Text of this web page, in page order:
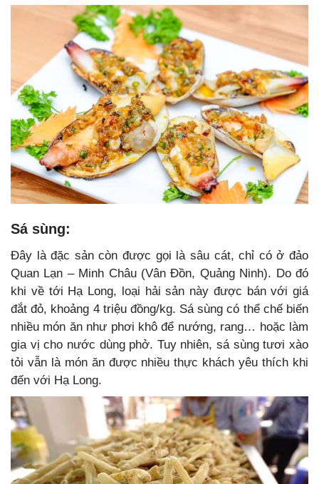
Sá sùng:
Đây là đặc sản còn được gọi là sâu cát, chỉ có ở đảo
Quan Lạn – Minh Châu (Vân Đồn, Quảng Ninh). Do đó
khi về tới Hạ Long, loại hải sản này được bán với giá
đắt đỏ, khoảng 4 triệu đồng/kg. Sá sùng có thể chế biến
nhiều món ăn như phơi khô để nướng, rang… hoặc làm
gia vị cho nước dùng phở. Tuy nhiên, sá sùng tươi xào
tỏi vẫn là món ăn được nhiều thực khách yêu thích khi
đến với Hạ Long.